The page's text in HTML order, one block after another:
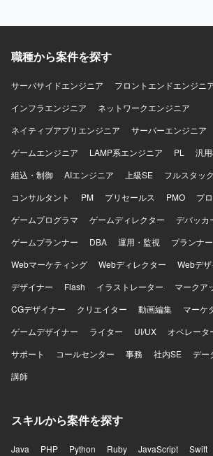
定です。 <プロジェクトの開発環境> ##
Vue.js, JavaScript ## インフラ AWS（Aurora、S3、
GitHub、GitHub Actions、Slack、Datadog
職種から案件を探す
サーバサイドエンジニア
フロントエンドエンジニ
インフラエンジニア
ネットワークエンジニア
ネイティブアプリエンジニア
サーバーエンジニア
ゲームエンジニア
LAMP系エンジニア PL 汎
組込・制御
AIエンジニア 上級SE
フルスタッ
コンサルタント
PM プリセールス PMO
プ
ゲームプログラマ
ゲームディレクター
デバッカ
ゲームプランナー
DBA 運用・監視 プランナー
Webマーケティング
Webディレクター Webデ
デザイナー
Flash イラストレーター マークア
CGデザイナー
クリエイター 動画編集
マーケ
ゲームデザイナー
ライター UI/UX オペレータ
サポート
コールセンター 事務 社内SE
デー
講師
スキルから案件を探す
Java PHP Python Ruby JavaScript Swift